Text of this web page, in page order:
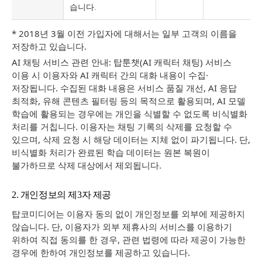
습니다.
* 2018년 3월 이전 가입자에 대해서는 일부 고객의 이름을
저장하고 있습니다.
AI 채팅 서비스 관련 안내: 탑툰챗(AI 캐릭터 채팅) 서비스
이용 시 이용자와 AI 캐릭터 간의 대화 내용이 수집·
저장됩니다. 수집된 대화 내용은 서비스 품질 개선, AI 응답
최적화, 유해 콘텐츠 필터링 등의 목적으로 활용되며, AI 모델
학습에 활용되는 경우에는 개인을 식별할 수 없도록 비식별화
처리를 거칩니다. 이용자는 채팅 기록의 삭제를 요청할 수
있으며, 삭제 요청 시 해당 데이터는 지체 없이 파기됩니다. 단,
비식별화 처리가 완료된 학습 데이터는 원본 복원이
불가하므로 삭제 대상에서 제외됩니다.
2. 개인정보의 제3자 제공
탑코미디어는 이용자 동의 없이 개인정보를 외부에 제공하지
않습니다. 단, 이용자가 외부 제휴사의 서비스를 이용하기
위하여 직접 동의를 한 경우, 관련 법령에 따라 제공이 가능한
경우에 한하여 개인정보를 제공하고 있습니다.